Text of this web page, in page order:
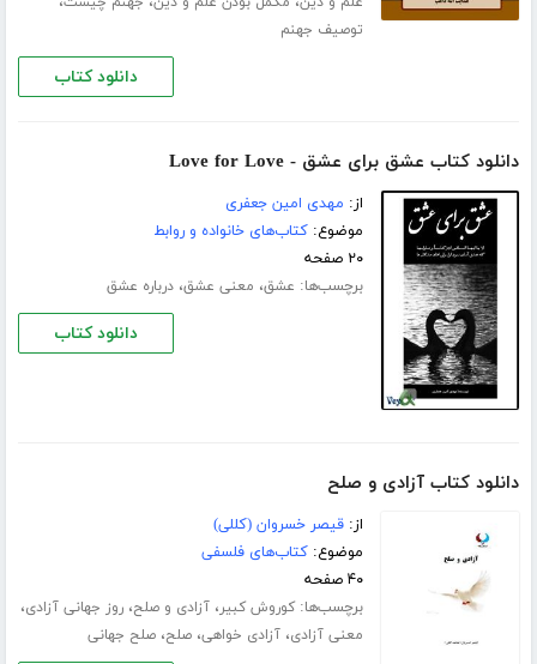
توصیف جهنم
دانلود کتاب
دانلود کتاب عشق برای عشق - Love for Love
از: مهدی امین جعفری
موضوع:کتاب‌های خانواده و روابط
۲۰ صفحه
برچسب‌ها: عشق، معنی عشق،درباره عشق
دانلود کتاب
دانلود کتاب آزادی و صلح
از:قیصر خسروان (کللی)
موضوع:کتاب‌های فلسفی
۴۰ صفحه
برچسب‌ها:کوروش کبیر،آزادی و صلح،روز جهانی آزادی،
معنی آزادی،آزادی خواهی،صلح،صلح جهانی